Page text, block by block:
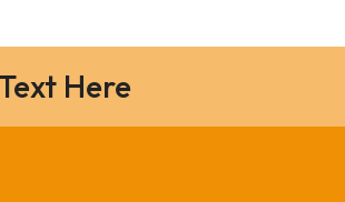
Here